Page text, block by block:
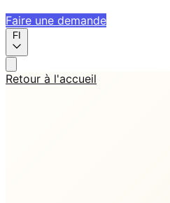
Faire une demande
FI
Retour à l'accueil